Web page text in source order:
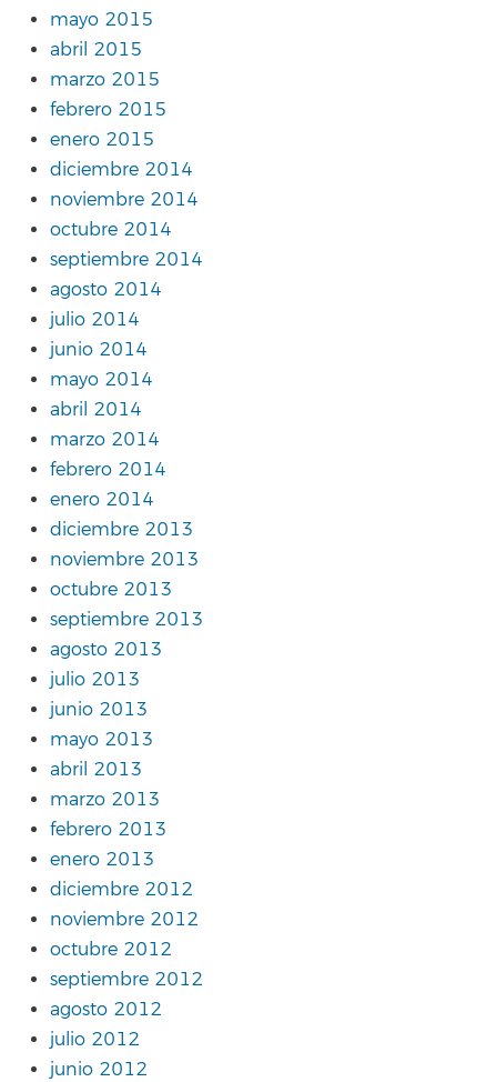
mayo 2015
abril 2015
marzo 2015
febrero 2015
enero 2015
diciembre 2014
noviembre 2014
octubre 2014
septiembre 2014
agosto 2014
julio 2014
junio 2014
mayo 2014
abril 2014
marzo 2014
febrero 2014
enero 2014
diciembre 2013
noviembre 2013
octubre 2013
septiembre 2013
agosto 2013
julio 2013
junio 2013
mayo 2013
abril 2013
marzo 2013
febrero 2013
enero 2013
diciembre 2012
noviembre 2012
octubre 2012
septiembre 2012
agosto 2012
julio 2012
junio 2012